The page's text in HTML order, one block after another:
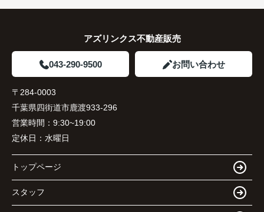
アズリンクス不動産販売
043-290-9500 お問い合わせ
〒284-0003
千葉県四街道市鹿渡933-296
営業時間： 9:30~19:00
定休日： 水曜日
トップページ
スタッフ